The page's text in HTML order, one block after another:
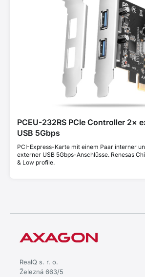
PCEU-232RS PCIe Controller 2×
USB 5Gbps
PCI-Express-Karte mit einem Paar interner
externer USB 5Gbps-Anschlüsse. Renesas
& Low profile.
RealQ s. r. o.
Železná 663/5